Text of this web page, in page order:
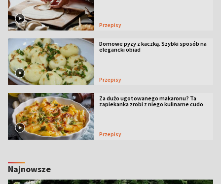
Przepisy
Domowe pyzy z kaczką. Szybki sposób na
elegancki obiad
Przepisy
Za dużo ugotowanego makaronu? Ta
zapiekanka zrobi z niego kulinarne cudo
Przepisy
Najnowsze